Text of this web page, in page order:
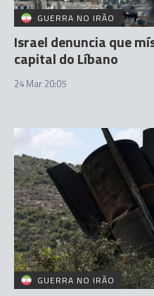
GUERRA NO IRÃO
Israel denuncia que
capital do Líbano
24 Mar 20:05
GUERRA NO IRÃO